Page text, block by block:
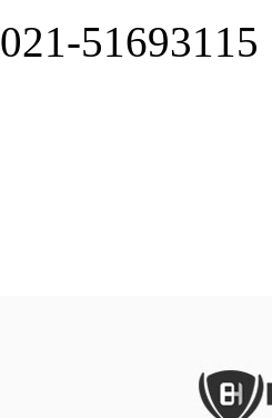
021-51693115